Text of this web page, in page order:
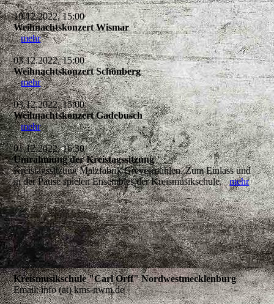
10.12.2022, 15:00
Weihnachtskonzert Wismar
mehr
03.12.2022, 15:00
Weihnachtskonzert Schönberg
mehr
03.12.2022, 15:00
Weihnachtskonzert Gadebusch
mehr
01.12.2022, 16:30
Umrahmung der Kreistagssitzung
Kreistagssitzung Malzfabrik Grevesmühlen. Zum Einlass und
in der Pause spielen Ensembles der Kreismusikschule.mehr
Kreismusikschule "Carl Orff" Nordwestmecklenburg
Email: info (at) kms-nwm.de